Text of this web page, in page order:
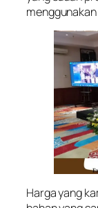
Harga yang